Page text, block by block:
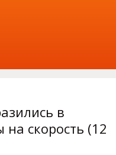
в
скорость (12